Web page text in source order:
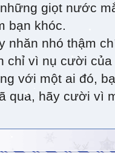
giọt nước
bạn khóc.
nhăn nhó thậm
chỉ vì nụ cười
với một ai đó,
qua, hãy cười vì